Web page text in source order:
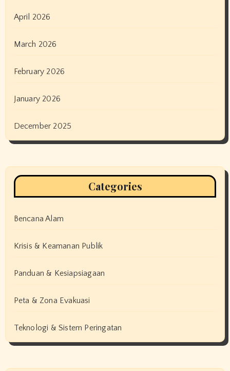
April 2026
March 2026
February 2026
January 2026
December 2025
Categories
Bencana Alam
Krisis & Keamanan Publik
Panduan & Kesiapsiagaan
Peta & Zona Evakuasi
Teknologi & Sistem Peringatan